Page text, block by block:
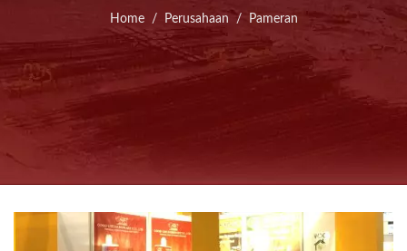
Home / Perusahaan / Pameran